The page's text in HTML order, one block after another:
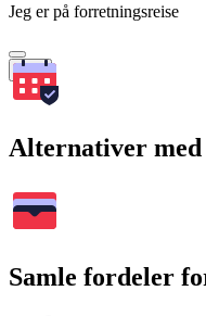
Jeg er på forretningsreise
Søk
Alternativer med
Samle fordeler